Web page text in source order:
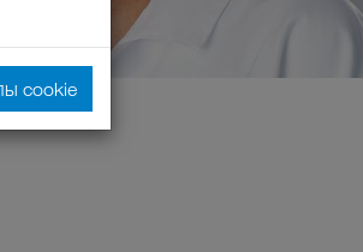
cookie